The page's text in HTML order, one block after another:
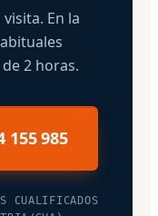
En la
2 horas.
155 985
CUALIFICADOS